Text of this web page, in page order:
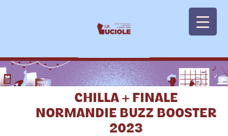
CHILLA + FINALE
NORMANDIE BUZZ BOOSTER
2023